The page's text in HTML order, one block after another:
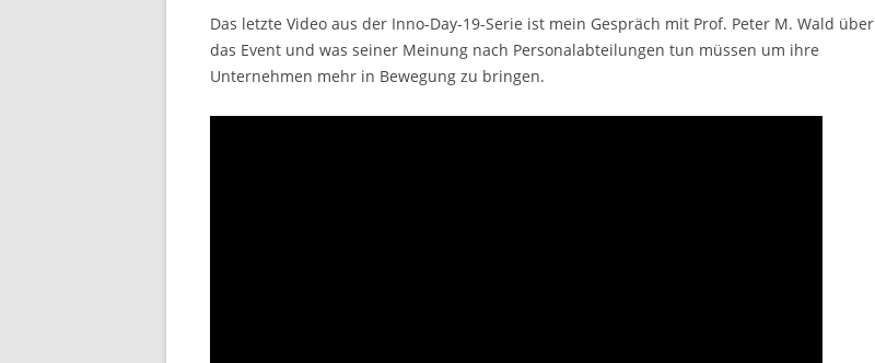
Das letzte Video aus der Inno-Day-19-Serie ist mein Gespräch mit Prof. Peter M. Wald über
das Event und was seiner Meinung nach Personalabteilungen tun müssen um ihre
Unternehmen mehr in Bewegung zu bringen.